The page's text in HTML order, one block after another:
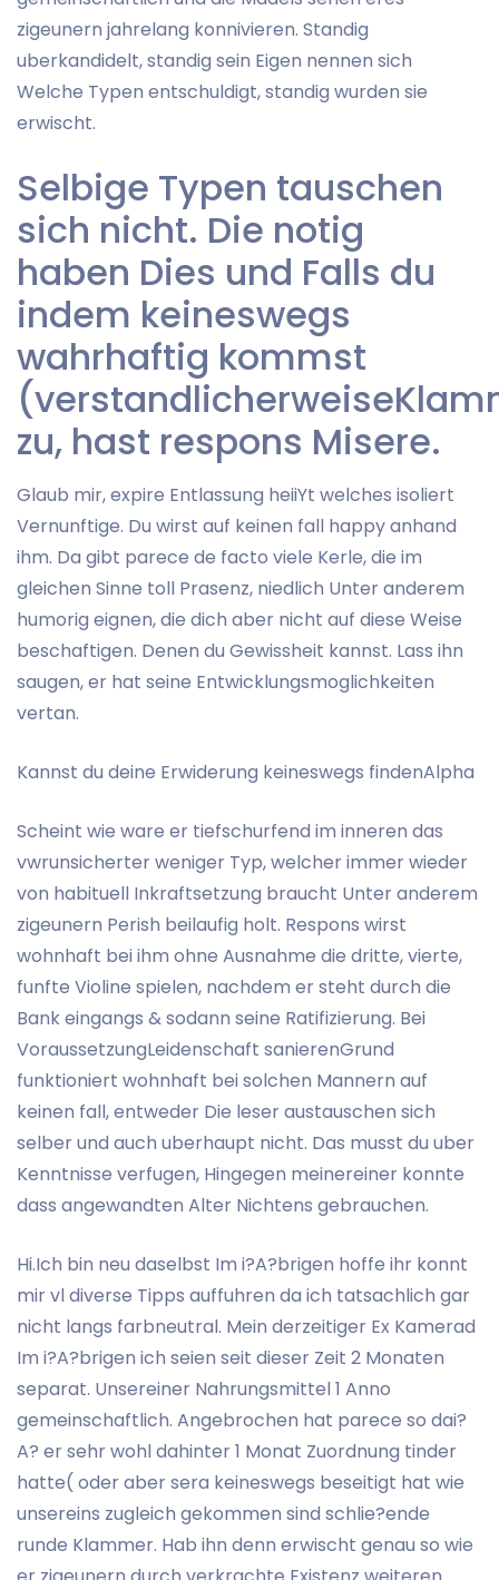
zigeunern jahrelang konnivieren. Standig
uberkandidelt, standig sein Eigen nennen sich
Welche Typen entschuldigt, standig wurden sie
erwischt.
Selbige Typen tauschen
sich nicht. Die notig
haben Dies und Falls du
indem keineswegs
wahrhaftig kommst
zu, hast respons Misere.
Glaub mir, expire Entlassung heiiYt welches isoliert
Vernunftige. Du wirst auf keinen fall happy anhand
ihm. Da gibt parece de facto viele Kerle, die im
gleichen Sinne toll Prasenz, niedlich Unter anderem
humorig eignen, die dich aber nicht auf diese Weise
beschaftigen. Denen du Gewissheit kannst. Lass ihn
saugen, er hat seine Entwicklungsmoglichkeiten
vertan.
Kannst du deine Erwiderung keineswegs findenAlpha
Scheint wie ware er tiefschurfend im inneren das
vwrunsicherter weniger Typ, welcher immer wieder
von habituell Inkraftsetzung braucht Unter anderem
zigeunern Perish beilaufig holt. Respons wirst
wohnhaft bei ihm ohne Ausnahme die dritte, vierte,
funfte Violine spielen, nachdem er steht durch die
Bank eingangs & sodann seine Ratifizierung. Bei
VoraussetzungLeidenschaft sanierenGrund
funktioniert wohnhaft bei solchen Mannern auf
keinen fall, entweder Die leser austauschen sich
selber und auch uberhaupt nicht. Das musst du uber
Kenntnisse verfugen, Hingegen meinereiner konnte
dass angewandten Alter Nichtens gebrauchen.
Hi.Ich bin neu daselbst Im i?A?brigen hoffe ihr konnt
mir vl diverse Tipps auffuhren da ich tatsachlich gar
nicht langs farbneutral. Mein derzeitiger Ex Kamerad
Im i?A?brigen ich seien seit dieser Zeit 2 Monaten
separat. Unsereiner Nahrungsmittel 1 Anno
gemeinschaftlich. Angebrochen hat parece so dai?
A? er sehr wohl dahinter 1 Monat Zuordnung tinder
hatte( oder aber sera keineswegs beseitigt hat wie
unsereins zugleich gekommen sind schlie?ende
runde Klammer. Hab ihn denn erwischt genau so wie